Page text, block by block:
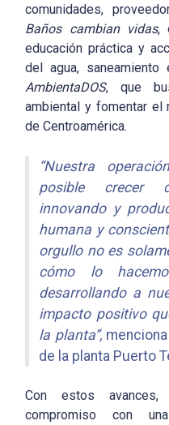
comunidades,
Baños cambian vidas,
educación práctica y
del agua,
AmbientaDOS, que
ambiental y fomentar el
de Centroamérica.
“Nuestra
posible crecer
innovando y
humana y
orgullo no es
cómo lo
desarrollando a
impacto positivo
la planta”,
de la planta Puerto
Con estos avances,
compromiso con